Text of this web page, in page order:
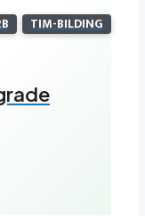
TIM-BILDING